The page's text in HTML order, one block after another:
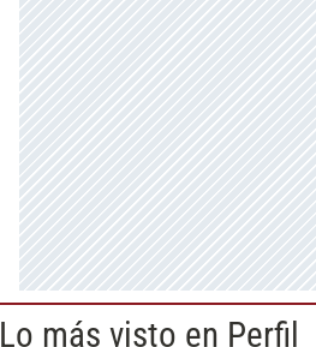
Lo más visto en Perfil